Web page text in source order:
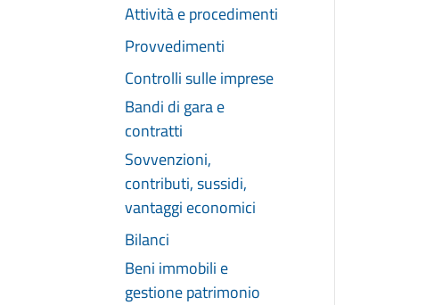
Attività e procedimenti
Provvedimenti
Controlli sulle imprese
Bandi di gara e
contratti
Sovvenzioni,
contributi, sussidi,
vantaggi economici
Bilanci
Beni immobili e
gestione patrimonio